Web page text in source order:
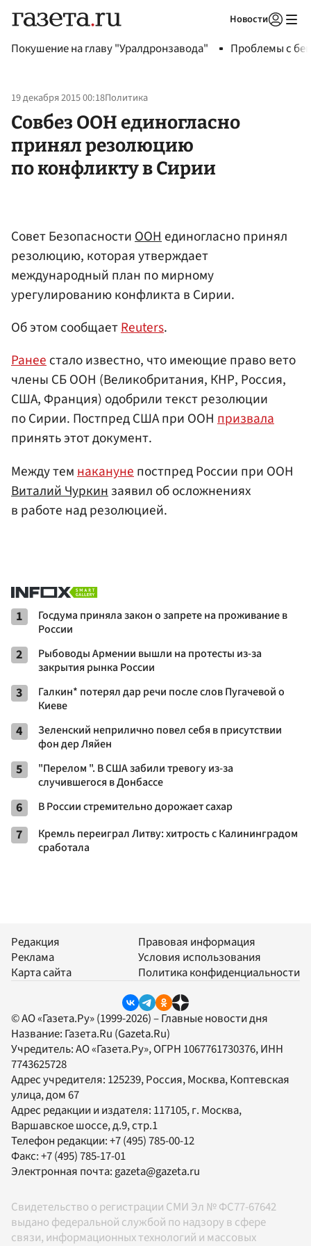
Новости
Покушение на главу "Уралдронзавода" Проблемы с
19 декабря 2015 00:18Политика
Совбез ООН единогласно
принял резолюцию
по конфликту в Сирии
Совет БезопасностиООНединогласно принял
резолюцию, которая утверждает
международный план по мирному
урегулированию конфликта в Сирии.
Об этом сообщаетReuters.
Ранеестало известно, что имеющие право вето
члены СБ ООН (Великобритания, КНР, Россия,
США, Франция) одобрили текст резолюции
по Сирии. Постпред США при ООН призвала
принять этот документ.
Между тем накануне постпред России при ООН
Виталий Чуркин заявил об осложнениях
в работе над резолюцией.
1
Госдума приняла закон о запрете на проживание в
России
2
Рыбоводы Армении вышли на протесты из-за
закрытия рынка России
3
Галкин* потерял дар речи после слов Пугачевой о
Киеве
4
Зеленский неприлично повел cебя в присутствии
фон дер Ляйен
5
"Перелом ". В США забили тревогу из-за
случившегося в Донбассе
6 В России стремительно дорожает сахар
7
Кремль переиграл Литву: хитрость с Калининградом
сработала
Редакция
Реклама
Карта сайта
Правовая информация
Условия использования
Политика конфиденциальности
© АО «Газета.Ру» (1999-2026) – Главные новости дня
Название: Газета.Ru (Gazeta.Ru)
Учредитель:АО «Газета.Ру», ОГРН 1067761730376, ИНН
7743625728
Адрес учредителя: 125239, Россия, Москва, Коптевская
улица, дом 67
Адрес редакции и издателя: 117105, г. Москва,
Варшавское шоссе, д.9, стр.1
Телефон редакции:+7 (495) 785-00-12
Факс:+7 (495) 785-17-01
Электронная почта:gazeta@gazeta.ru
Свидетельство о регистрации СМИ Эл № ФС77-67642
выдано федеральной службой по надзору в сфере
связи, информационных технологий и массовых